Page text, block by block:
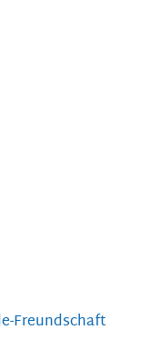
Freundschaft